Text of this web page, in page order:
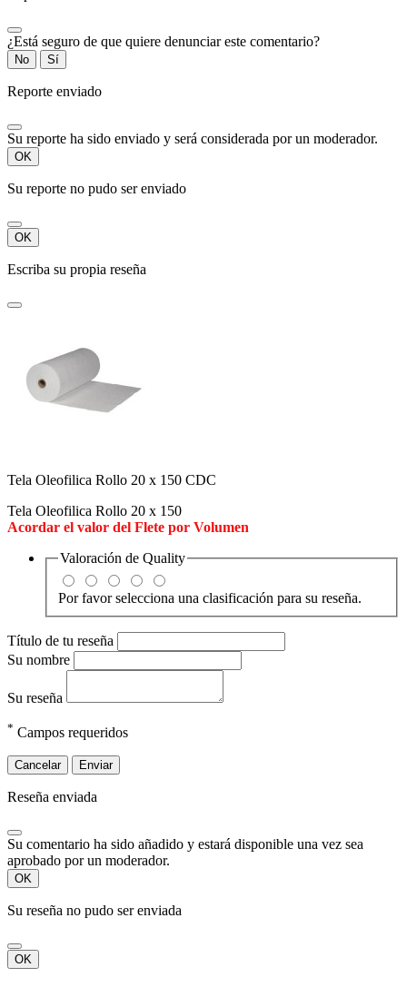
¿Está seguro de que quiere denunciar este comentario?
No Sí
Reporte enviado
Su reporte ha sido enviado y será considerada por un moderador.
OK
Su reporte no pudo ser enviado
OK
Escriba su propia reseña
Tela Oleofilica Rollo 20 x 150 CDC
Tela Oleofilica Rollo 20 x 150
Acordar el valor del Flete por Volumen
Valoración de Quality
Por favor selecciona una clasificación para su reseña.
Título de tu reseña
Su nombre
Su reseña
* Campos requeridos
Cancelar Enviar
Reseña enviada
Su comentario ha sido añadido y estará disponible una vez sea
aprobado por un moderador.
OK
Su reseña no pudo ser enviada
OK